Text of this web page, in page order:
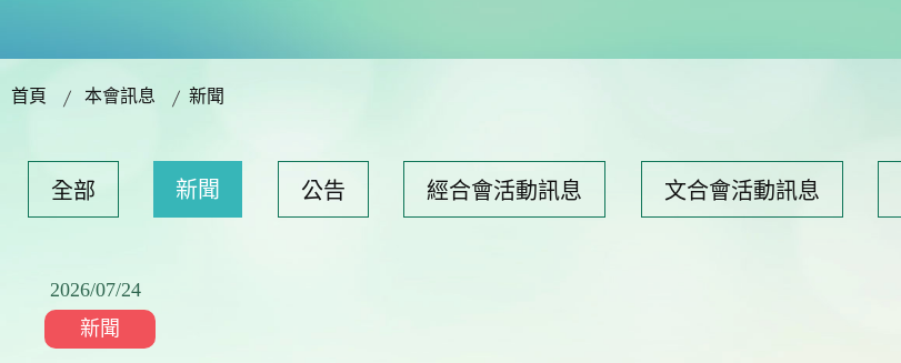
首頁 本會訊息 新聞
全部 新聞 公告 經合會活動訊息 文合會活動訊息
2026/07/24
新聞